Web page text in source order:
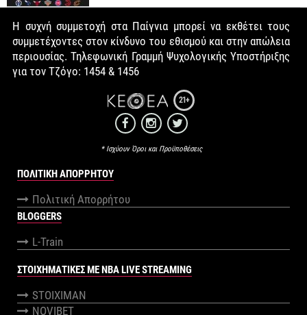
Η συχνή συμμετοχή στα Παίγνια μπορεί να εκθέτει τους
συμμετέχοντες στον κίνδυνο του εθισμού και στην απώλεια
περιουσίας. Τηλεφωνική Γραμμή Ψυχολογικής Υποστήριξης
για τον Τζόγο: 1454 & 1456
21+
* Ισχύουν Όροι και Προϋποθέσεις
ΠΟΛΙΤΙΚΉ ΑΠΟΡΡΉΤΟΥ
Πολιτική Απορρήτου
BLOGGERS
L-Train
ΣΤΟΙΧΗΜΑΤΙΚΕΣ ΜΕ NBA LIVE STREAMING
STOIXIMAN
NOVIBET